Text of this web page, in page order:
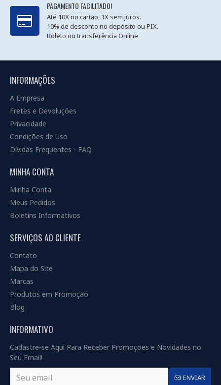
PAGAMENTO FACILITADO!
Até 10X no cartão, 3X sem juros.
10% de desconto no depósito ou PIX.
Boleto ou transferência Online
INFORMAÇÕES
A Empresa
Fretes e Devoluções
Privacidade
Condições de Uso
Dívidas Frequentes - FAQ
MINHA CONTA
Minha Conta
Meus Pedidos
Boletins Informativos
SERVIÇOS AO CLIENTE
Contato
Mapa do Site
Marcas
Produtos em Promoção
Blog
INFORMATIVO
Cadastre-se Aqui Para Receber Promoções e Novidades no
Seu Email!
ENVIAR